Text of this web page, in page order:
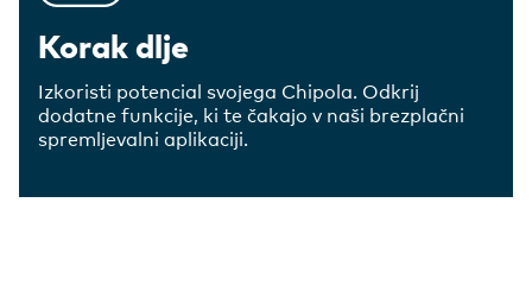
Korak dlje
Izkoristi potencial svojega Chipola. Odkrij
dodatne funkcije, ki te čakajo v naši brezplačni
spremljevalni aplikaciji.